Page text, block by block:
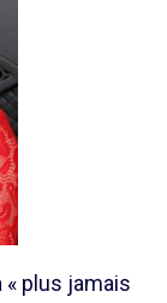
« plus jamais